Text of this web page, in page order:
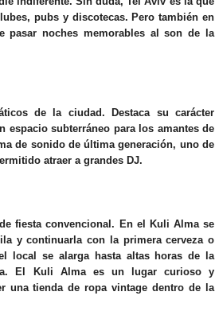
pubs y discotecas. Pero también en
pasar noches memorables al son de la
de la ciudad. Destaca su carácter
espacio subterráneo para los amantes de
de sonido de última generación, uno de
atraer a grandes DJ.
fiesta convencional. En el Kuli Alma se
y continuarla con la primera cerveza o
local se alarga hasta altas horas de la
El Kuli Alma es un lugar curioso y
una tienda de ropa vintage dentro de la